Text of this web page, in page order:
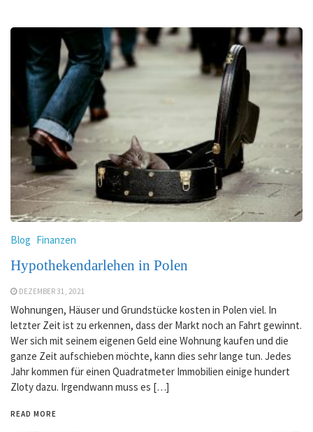
Blog Finanzen
Hypothekendarlehen in Polen
DEZEMBER 31, 2021
Wohnungen, Häuser und Grundstücke kosten in Polen viel. In
letzter Zeit ist zu erkennen, dass der Markt noch an Fahrt gewinnt.
Wer sich mit seinem eigenen Geld eine Wohnung kaufen und die
ganze Zeit aufschieben möchte, kann dies sehr lange tun. Jedes
Jahr kommen für einen Quadratmeter Immobilien einige hundert
Zloty dazu. Irgendwann muss es […]
READ MORE